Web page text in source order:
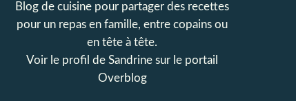
Blog de cuisine pour partager des recettes
pour un repas en famille, entre copains ou
en tête à tête.
Voir le profil de Sandrine sur le portail
Overblog